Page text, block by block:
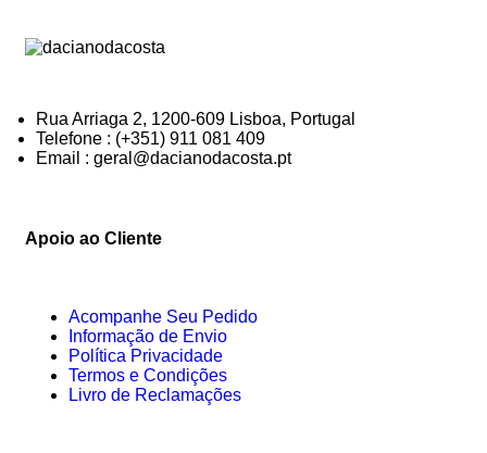
Rua Arriaga 2, 1200-609 Lisboa, Portugal
Telefone : (+351) 911 081 409
Email : geral@dacianodacosta.pt
Apoio ao Cliente
Acompanhe Seu Pedido
Informação de Envio
Política Privacidade
Termos e Condições
Livro de Reclamações